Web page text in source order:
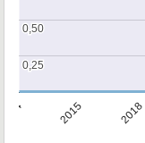
2015 2018
0,25
0,25
0,50
0,50